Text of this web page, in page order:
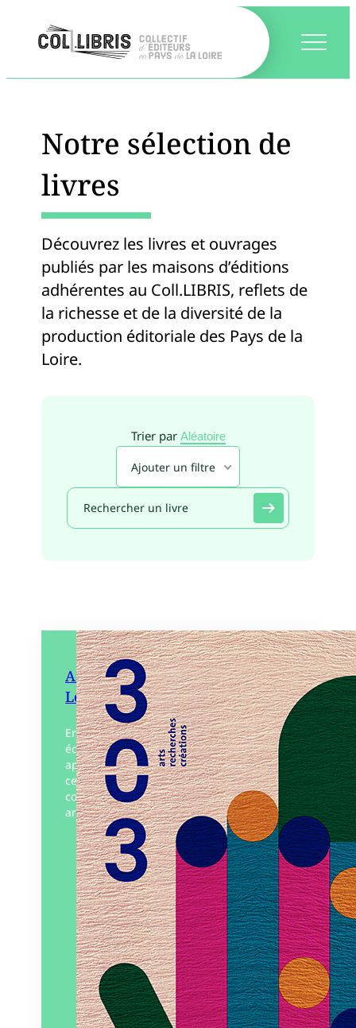
Notre sélection de
livres
Découvrez les livres et ouvrages
publiés par les maisons d’éditions
adhérentes au Coll.LIBRIS, reflets de
la richesse et de la diversité de la
production éditoriale des Pays de la
Loire.
Trier par Aléatoire
Ajouter un filtre
Art contemporain et artisanat.
Les collaborations fertiles
Entre l’art et l’artisanat, la vitalité des
échanges est passionnante. Par une
approche territoriale et contemporaine,
ce numéro considère les modalités de ces
collaborations fertiles qui réunissent
artisans…
Éditeur :303
Paru le05/09/2024